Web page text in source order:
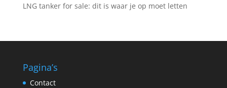
LNG tanker for sale: dit is waar je op moet letten
Pagina’s
Contact